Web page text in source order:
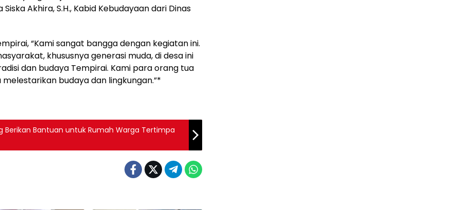
Akhira, S.H., Kabid Kebudayaan dari Dinas
“Kami sangat bangga dengan kegiatan ini.
khususnya generasi muda, di desa ini
dan budaya Tempirai. Kami para orang tua
budaya dan lingkungan.”*
Berikan Bantuan untuk Rumah Warga Tertimpa